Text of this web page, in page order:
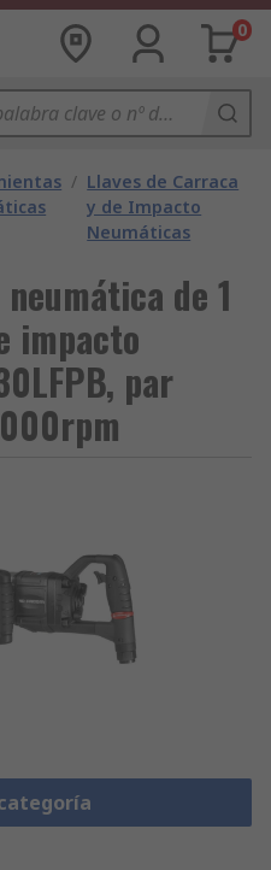
0
/ Llaves de Carraca
y de Impacto
Neumáticas
de 1
impacto
par